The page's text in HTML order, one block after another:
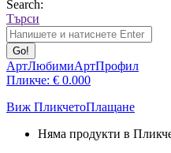
Search:
Търси
АртЛюбимиАртПрофил
Пликче: € 0.000
Виж ПликчетоПлащане
Няма продукти в